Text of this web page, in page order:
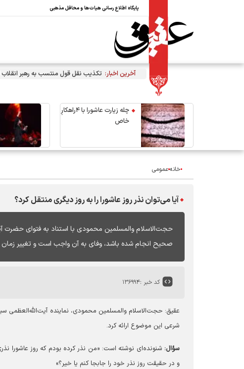
پایگاه اطلاع رسانی هیات‌ها و محافل مذهبی
آخرین اخبار: تکذیب نقل قول منتسب به رهبر
چله زیارت عاشورا با ۴راهکارِ
خاص
خانهعمومی
آیا می‌توان نذر روز عاشورا را به روز دیگری منتقل کرد؟
حجت‌الاسلام والمسلمین محمودی با استناد به فتوای حضرت
صحیح انجام شده باشد، وفای به آن واجب است و تغییر
کد خبر :۱۳۶۹۹۴
عقیق: حجت‌الاسلام والمسلمین محمودی، نماینده آیت‌الله‌العظمی
شرعی این موضوع ارائه کرد.
سؤال: شنونده‌ای نوشته است: «من نذر کرده بودم که روز عاشورا
و در حقیقت روز نذر خود را جابجا کنم یا خیر؟»